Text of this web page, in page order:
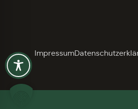
Impressum